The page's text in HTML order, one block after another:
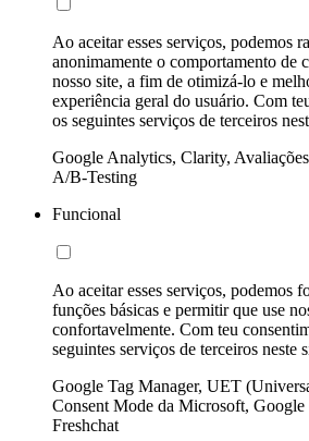
Ao aceitar esses serviços, podemos
anonimamente o comportamento de
nosso site, a fim de otimizá-lo e
experiência geral do usuário. Com
os seguintes serviços de terceiros
Google Analytics, Clarity,
A/B-Testing
Funcional
Ao aceitar esses serviços, podemos
funções básicas e permitir que use
confortavelmente. Com teu
seguintes serviços de terceiros neste
Google Tag Manager, UET
Consent Mode da Microsoft,
Freshchat